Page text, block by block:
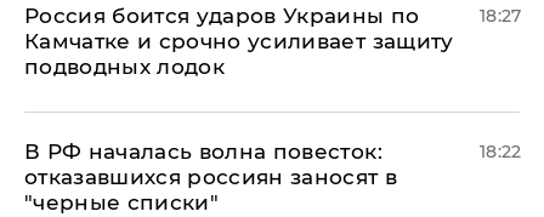
Россия боится ударов Украины по
Камчатке и срочно усиливает защиту
подводных лодок
18:27
​В РФ началась волна повесток:
отказавшихся россиян заносят в
"черные списки"
18:22